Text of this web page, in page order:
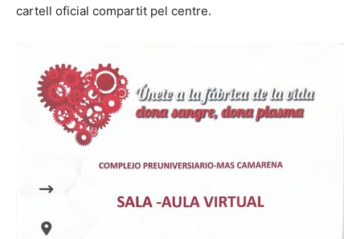
cartell oficial compartit pel centre.